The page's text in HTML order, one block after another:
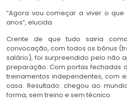
“Agora vou começar a viver o que
anos”, elucida.
Crente de que tudo sairia
convocação, com todos os bônus
salário), foi surpreendido pelo não
preparação. Com portas fechadas
treinamentos independentes, com
casa. Resultado: chegou ao
forma, sem treino e sem técnico.